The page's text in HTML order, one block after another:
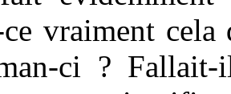
vraiment
ci ? Fallait-